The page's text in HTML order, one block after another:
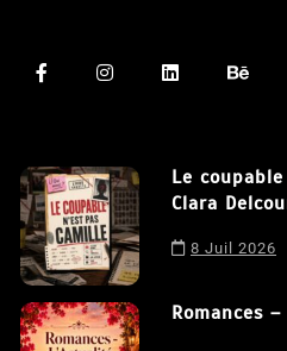
Le
Clara
8 Juil 2026
Romances